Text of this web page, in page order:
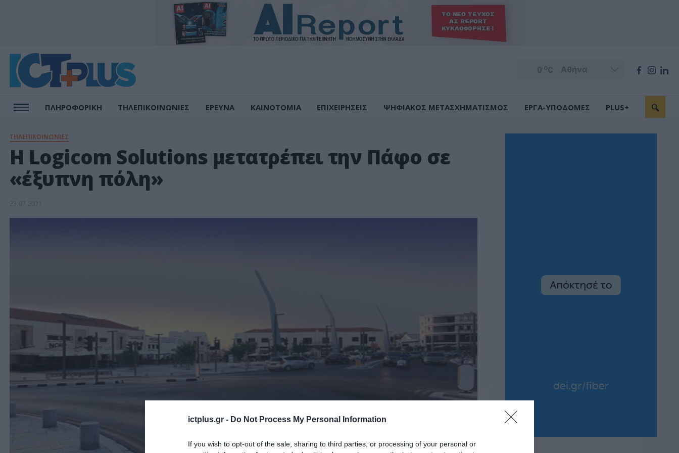
ictplus.gr - Do Not Process My Personal Information
If you wish to opt-out of the sale, sharing to third parties, or processing of your personal or
0 oC
ΠΛΗΡΟΦΟΡΙΚΗ ΤΗΛΕΠΙΚΟΙΝΩΝΙΕΣ ΕΡΕΥΝΑ ΚΑΙΝΟΤΟΜΙΑ ΕΠΙΧΕΙΡΗΣΕΙΣ ΨΗΦΙΑΚΟΣ ΜΕΤΑΣΧΗΜΑΤΙΣΜΟΣ ΕΡΓΑ-ΥΠΟΔΟΜΕΣ PLUS+
ΤΗΛΕΠΙΚΟΙΝΩΝΙΕΣ
Η Logicom Solutions μετατρέπει την Πάφο σε
«έξυπνη πόλη»
23.07.2021